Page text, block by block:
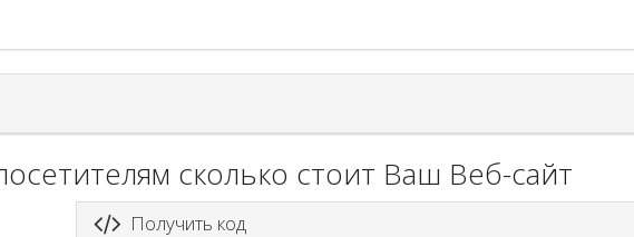
сколько стоит Ваш Веб-сайт
Получить код